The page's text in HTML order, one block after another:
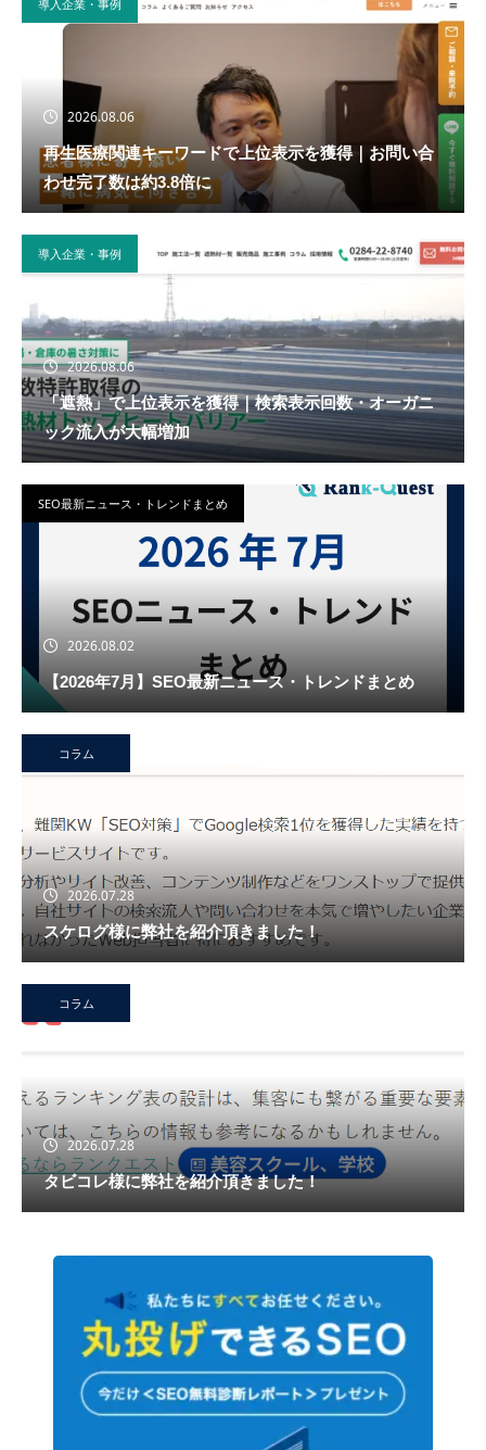
導入企業・事例
2026.08.06
再生医療関連キーワードで上位表示を獲得｜お問い合
わせ完了数は約3.8倍に
導入企業・事例
2026.08.06
「遮熱」で上位表示を獲得｜検索表示回数・オーガニ
ック流入が大幅増加
SEO最新ニュース・トレンドまとめ
2026.08.02
【2026年7月】SEO最新ニュース・トレンドまとめ
コラム
2026.07.28
スケログ様に弊社を紹介頂きました！
コラム
2026.07.28
タビコレ様に弊社を紹介頂きました！